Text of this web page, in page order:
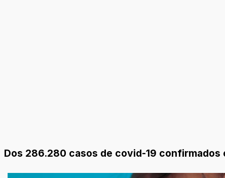
Dos 286.280 casos de covid-19 confirmados